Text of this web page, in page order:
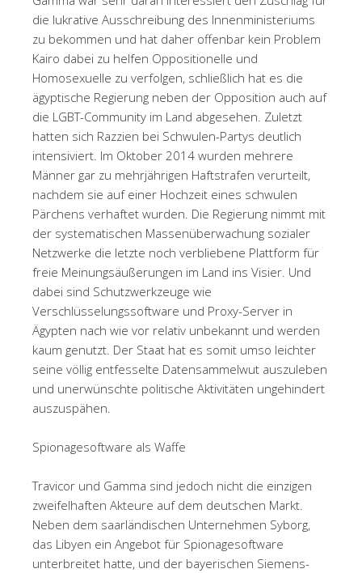
die lukrative Ausschreibung des Innenministeriums
zu bekommen und hat daher offenbar kein Problem
Kairo dabei zu helfen Oppositionelle und
Homosexuelle zu verfolgen, schließlich hat es die
ägyptische Regierung neben der Opposition auch auf
die LGBT-Community im Land abgesehen. Zuletzt
hatten sich Razzien bei Schwulen-Partys deutlich
intensiviert. Im Oktober 2014 wurden mehrere
Männer gar zu mehrjährigen Haftstrafen verurteilt,
nachdem sie auf einer Hochzeit eines schwulen
Pärchens verhaftet wurden. Die Regierung nimmt mit
der systematischen Massenüberwachung sozialer
Netzwerke die letzte noch verbliebene Plattform für
freie Meinungsäußerungen im Land ins Visier. Und
dabei sind Schutzwerkzeuge wie
Verschlüsselungssoftware und Proxy-Server in
Ägypten nach wie vor relativ unbekannt und werden
kaum genutzt. Der Staat hat es somit umso leichter
seine völlig entfesselte Datensammelwut auszuleben
und unerwünschte politische Aktivitäten ungehindert
auszuspähen.
Spionagesoftware als Waffe
Travicor und Gamma sind jedoch nicht die einzigen
zweifelhaften Akteure auf dem deutschen Markt.
Neben dem saarländischen Unternehmen Syborg,
das Libyen ein Angebot für Spionagesoftware
unterbreitet hatte, und der bayerischen Siemens-